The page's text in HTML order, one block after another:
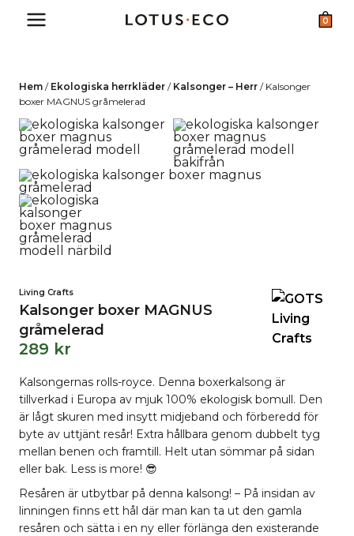
0
Hem / Ekologiska herrkläder / Kalsonger – Herr / Kalsonger
boxer MAGNUS gråmelerad
Living Crafts
Kalsonger boxer MAGNUS
gråmelerad
289 kr
Kalsongernas rolls-royce. Denna boxerkalsong är
tillverkad i Europa av mjuk 100% ekologisk bomull. Den
är lågt skuren med insytt midjeband och förberedd för
byte av uttjänt resår! Extra hållbara genom dubbelt tyg
mellan benen och framtill. Helt utan sömmar på sidan
eller bak. Less is more! 😎
Resåren är utbytbar på denna kalsong! – På insidan av
linningen finns ett hål där man kan ta ut den gamla
resåren och sätta i en ny eller förlänga den existerande